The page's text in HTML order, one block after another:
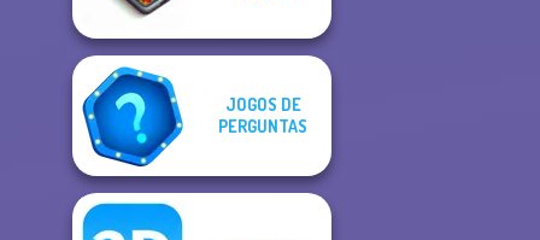
JOGOS DE
PERGUNTAS